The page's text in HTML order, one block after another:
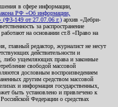
в сфере информации,
РФ «Об информации,
(ФЗ-149 от 27.07.06 г.) архив «Дебри-
за распространение
на основании ст.8 «Право на
редактор, журналист не несут
действительности и
либо ущемляющих права и законные
свободой массовой
дословным воспроизведением
другим средством массовой
и информация государственных,
быть установлено и привлечено к
Федерации о средствах